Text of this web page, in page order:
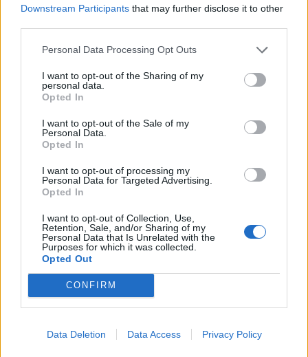
Downstream Participants that may further disclose it to other
Personal Data Processing Opt Outs
I want to opt-out of the Sharing of my
personal data.
Opted In
I want to opt-out of the Sale of my
Personal Data.
Opted In
I want to opt-out of processing my
Personal Data for Targeted Advertising.
Opted In
I want to opt-out of Collection, Use,
Retention, Sale, and/or Sharing of my
Personal Data that Is Unrelated with the
Purposes for which it was collected.
Opted Out
CONFIRM
Data Deletion Data Access Privacy Policy
Czinger 21C estreia-se no “Concours on Savile Row”
Opel Astra Opel Mokka
Related Posts